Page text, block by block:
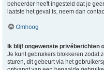
beheerder heeft ingesteld dat je
laatste het geval is, neem dan
Omhoog
Ik blijf ongewenste privéberichten
Je kunt gebruikers blokkeren zodat
sturen, dit gebeurt via het